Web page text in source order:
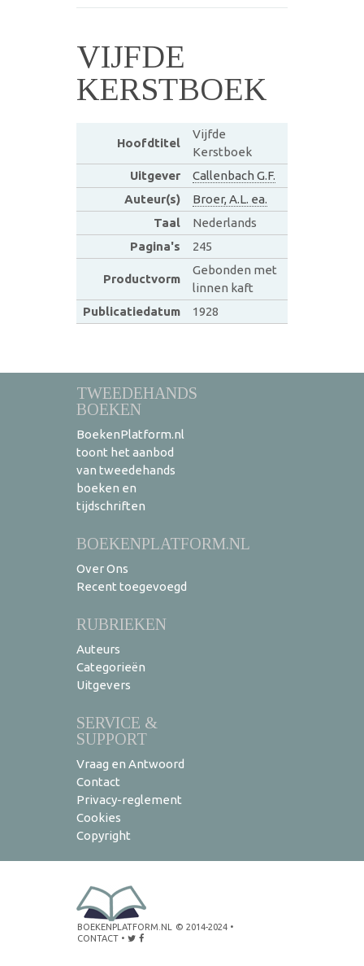
VIJFDE
KERSTBOEK
Hoofdtitel
Vijfde
Kerstboek
Uitgever
Callenbach G.F.
Auteur(s)
Broer, A.L. ea.
Taal
Nederlands
Pagina's
245
Productvorm
Gebonden met
linnen kaft
Publicatiedatum
1928
TWEEDEHANDS
BOEKEN
BoekenPlatform.nl
toont het aanbod
van tweedehands
boeken en
tijdschriften
BOEKENPLATFORM.NL
Over Ons
Recent toegevoegd
RUBRIEKEN
Auteurs
Categorieën
Uitgevers
SERVICE &
SUPPORT
Vraag en Antwoord
Contact
Privacy-reglement
Cookies
Copyright
BOEKENPLATFORM.NL © 2014-2024 •
CONTACT •